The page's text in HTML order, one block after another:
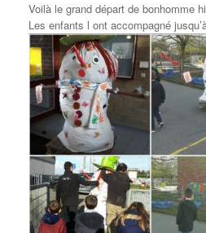
Voilà le grand départ de bonhomme
Les enfants l ont accompagné